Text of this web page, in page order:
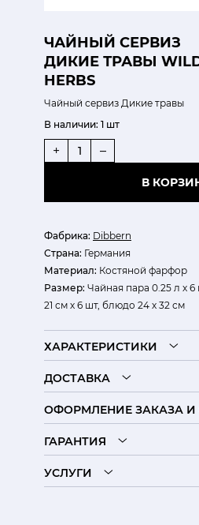
ЧАЙНЫЙ СЕРВИЗ
ДИКИЕ ТРАВЫ
HERBS
Чайный сервиз Дикие травы
Фабрика: Dibbern
Страна: Германия
Материал: Костяной фарфор
Размер: Чайная пара 0.25 л х 6
21 см х 6 шт, блюдо 24 х 32 см
В наличии: 1 шт
+ –
В
ХАРАКТЕРИСТИКИ
ДОСТАВКА
ОФОРМЛЕНИЕ ЗАКАЗА И
ГАРАНТИЯ
УСЛУГИ